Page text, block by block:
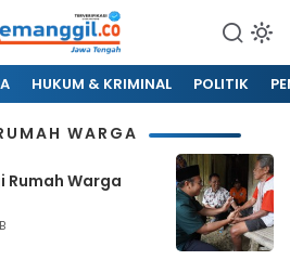
HUKUM & KRIMINAL POLITIK
WARGA
Rumah Warga